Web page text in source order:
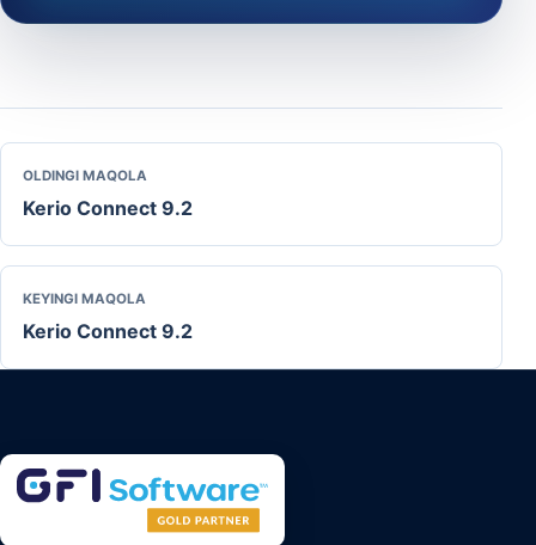
OLDINGI MAQOLA
Kerio Connect 9.2
KEYINGI MAQOLA
Kerio Connect 9.2